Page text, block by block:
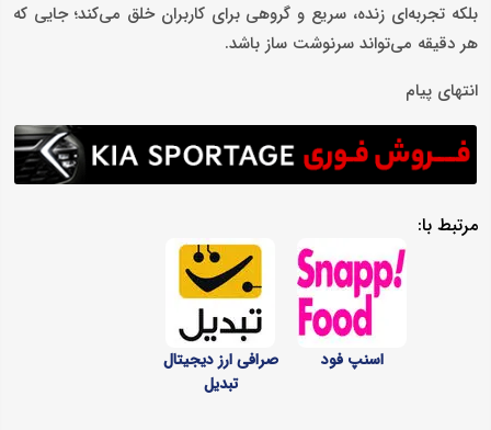
بلکه تجربه‌ای زنده، سریع و گروهی برای کاربران خلق می‌کند؛ جایی که
هر دقیقه می‌تواند سرنوشت ‌ساز باشد.
انتهای پیام
مرتبط با:
اسنپ فود
صرافی ارز دیجیتال
تبدیل